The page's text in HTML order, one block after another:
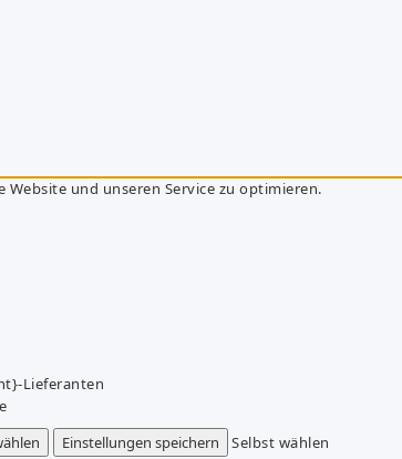
Website und unseren Service zu optimieren.
Lieferanten
Einstellungen speichern
Selbst wählen